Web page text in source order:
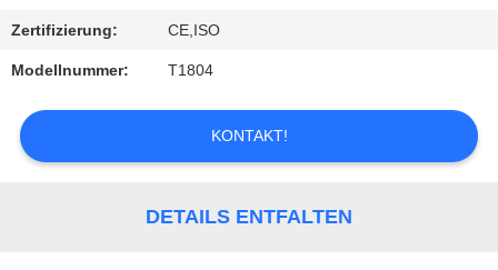
FORDERN
SIE
EIN
Zertifizierung: CE,ISO
Modellnummer: T1804
KONTAKT!
DETAILS ENTFALTEN